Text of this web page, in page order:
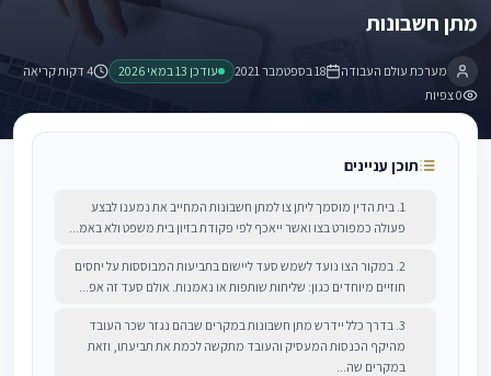
מתן חשבונות
מערכת עולם העבודה 18 בספטמבר 2021 עודכן 13 במאי 2026
4 דקות קריאה
0צפיות
תוכן עניינים
1. בית הדין מוסמך ליתן צו למתן חשבונות המחייב את נמענו לבצע
פעולה כמפורט בצו ואשר ייאכף לפי פקודת בזיון בית משפט ולא באמ...
2. במקור הצו נועד לשמש סעד ליישום בתביעות המבוססות על יחסים
חוזיים מיוחדים כגון: שליחות שותפות או נאמנות. אולם סעד זה אפ...
3. בדרך כלל יידרש מתן חשבונות במקרים שבהם נגזר שכר העובד
מהיקף הכנסות המעסיק והעובד מתקשה לכמת את תביעתו, וזאת
במקרים שה...